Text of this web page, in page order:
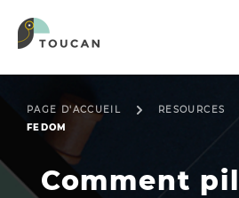
PAGE D'ACCUEIL RESOURCES
FEDOM
Comment